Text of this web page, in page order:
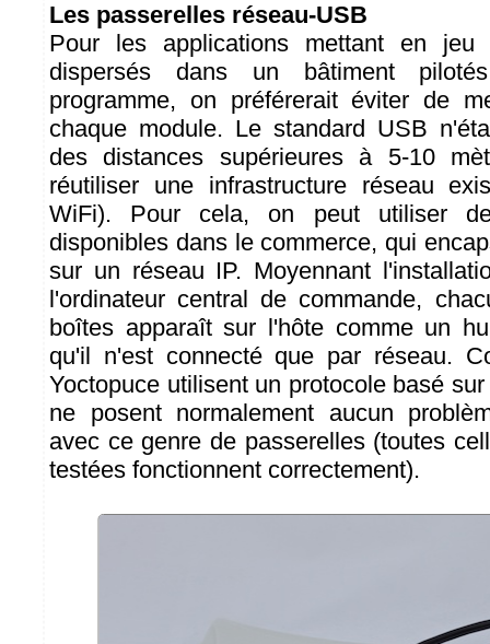
Les passerelles réseau-USB
Pour les applications mettant en jeu
dispersés dans un bâtiment
programme, on préférerait éviter de
chaque module. Le standard USB
des distances supérieures à 5-10
réutiliser une infrastructure réseau
WiFi). Pour cela, on peut utiliser
disponibles dans le commerce, qui
sur un réseau IP. Moyennant
l'ordinateur central de commande,
boîtes apparaît sur l'hôte comme un
qu'il n'est connecté que par réseau.
Yoctopuce utilisent un protocole basé
ne posent normalement aucun
avec ce genre de passerelles (toutes
testées fonctionnent correctement).